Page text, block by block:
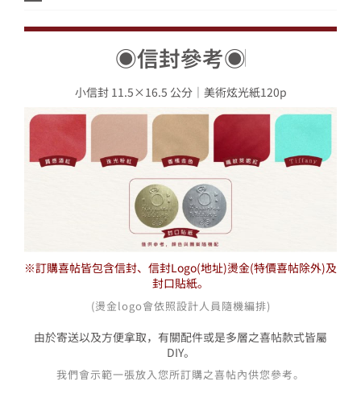
小信封 11.5×16.5 公分｜美術炫光紙120p
※訂購喜帖皆包含信封、信封Logo(地址)燙金(特價喜帖除外)及
封口貼紙。
(燙金logo會依照設計人員隨機編排)
由於寄送以及方便拿取，有關配件或是多層之喜帖款式皆屬
DIY。
我們會示範一張放入您所訂購之喜帖內供您參考。